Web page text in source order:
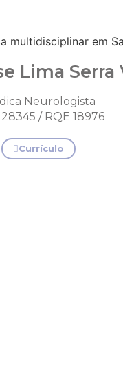
Lima Serra
Neurologista
/ RQE 18976
Currículo